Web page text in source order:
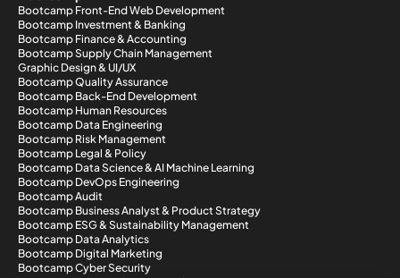
Bootcamp Front-End Web Development
Bootcamp Investment & Banking
Bootcamp Finance & Accounting
Bootcamp Supply Chain Management
Graphic Design & UI/UX
Bootcamp Quality Assurance
Bootcamp Back-End Development
Bootcamp Human Resources
Bootcamp Data Engineering
Bootcamp Risk Management
Bootcamp Legal & Policy
Bootcamp Data Science & AI Machine Learning
Bootcamp DevOps Engineering
Bootcamp Audit
Bootcamp Business Analyst & Product Strategy
Bootcamp ESG & Sustainability Management
Bootcamp Data Analytics
Bootcamp Digital Marketing
Bootcamp Cyber Security